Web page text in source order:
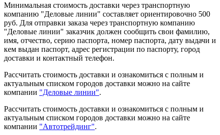
Минимальная стоимость доставки через транспортную
компанию "Деловые линии" составляет ориентировочно 500
руб. Для отправки заказа через транспортную компанию
"Деловые линии" заказчик должен сообщить свои фамилию,
имя, отчество, серию паспорта, номер паспорта, дату выдачи и
кем выдан паспорт, адрес регистрации по паспорту, город
доставки и контактный телефон.
Рассчитать стоимость доставки и ознакомиться с полным и
актуальным списком городов доставки можно на сайте
компании "Деловые линии".
Рассчитать стоимость доставки и ознакомиться с полным и
актуальным списком городов доставки можно на сайте
компании "Автотрейдинг".